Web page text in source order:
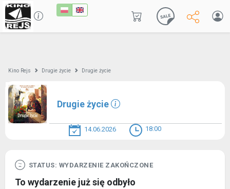
Kino Rejs Drugie życie Drugie życie
Drugie życie
14.06.2026 18:00
STATUS: WYDARZENIE ZAKOŃCZONE
To wydarzenie już się odbyło